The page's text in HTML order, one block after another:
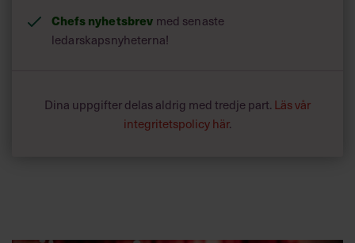
Chefs nyhetsbrev med senaste
ledarskapsnyheterna!
Dina uppgifter delas aldrig med tredje part. Läs vår
integritetspolicy här.